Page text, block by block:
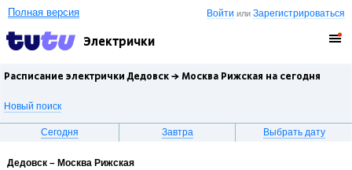
Войти илиЗарегистрироваться
Полная версия
Электрички
Расписание электрички Дедовск → Москва Рижская на сегодня
Новый поиск
Сегодня Завтра Выбрать дату
Дедовск – Москва Рижская